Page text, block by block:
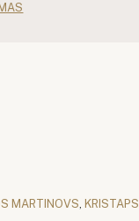
MARTINOVS,